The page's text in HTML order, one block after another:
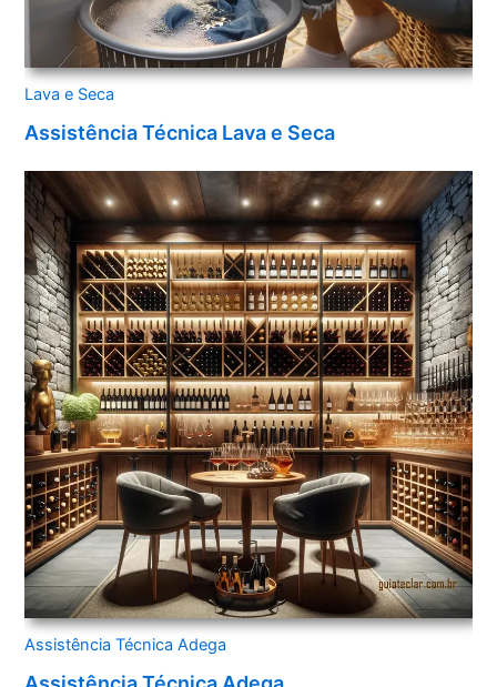
Lava e Seca
Assistência Técnica Lava e Seca
Assistência Técnica Adega